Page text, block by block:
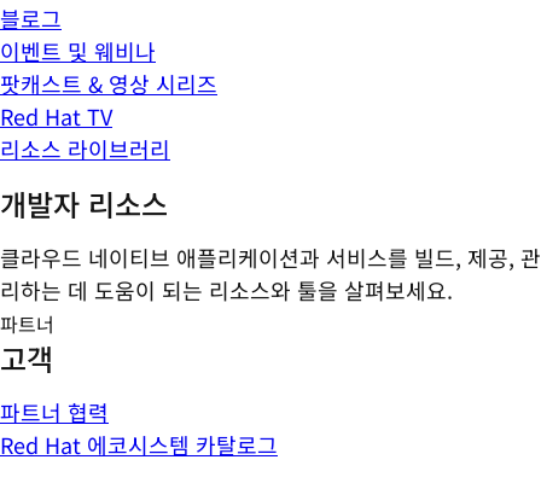
블로그
이벤트 및 웨비나
팟캐스트 & 영상 시리즈
Red Hat TV
리소스 라이브러리
개발자 리소스
클라우드 네이티브 애플리케이션과 서비스를 빌드, 제공, 관
리하는 데 도움이 되는 리소스와 툴을 살펴보세요.
파트너
고객
파트너 협력
Red Hat 에코시스템 카탈로그